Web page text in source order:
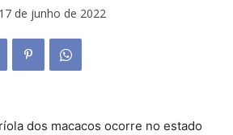
17 de junho de 2022
dos macacos ocorre no estado